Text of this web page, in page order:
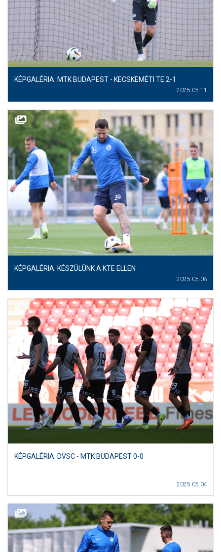
KÉPGALÉRIA: MTK BUDAPEST - KECSKEMÉTI TE 2-1
2025.05.11
KÉPGALÉRIA: KÉSZÜLÜNK A KTE ELLEN
2025.05.08
KÉPGALÉRIA: DVSC - MTK BUDAPEST 0-0
2025.05.04